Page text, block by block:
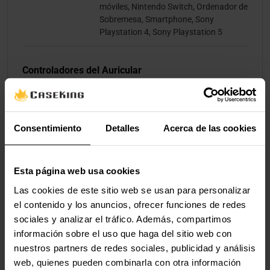
Consentimiento Detalles Acerca de las cookies
Esta página web usa cookies
Las cookies de este sitio web se usan para personalizar
el contenido y los anuncios, ofrecer funciones de redes
sociales y analizar el tráfico. Además, compartimos
información sobre el uso que haga del sitio web con
nuestros partners de redes sociales, publicidad y análisis
web, quienes pueden combinarla con otra información
móviles, Nintendo Switch, Ordenador de
Sobremesa, Smartphone, Sony
Playstation 4, Sony Playstation 5
Controladores del Auricular
Tamaño del
Controlador
Audio
Tipo de Sonido Estéreo
Mín. Frecuencia 20 Hz
Frecuencia
22000 Hz